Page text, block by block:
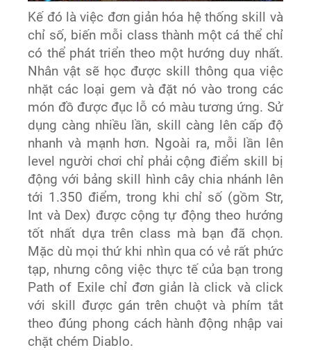
Kế đó là việc đơn giản hóa hệ thống skill và
chỉ số, biến mỗi class thành một cá thể chỉ
có thể phát triển theo một hướng duy nhất.
Nhân vật sẽ học được skill thông qua việc
nhặt các loại gem và đặt nó vào trong các
món đồ được đục lỗ có màu tương ứng. Sử
dụng càng nhiều lần, skill càng lên cấp độ
nhanh và mạnh hơn. Ngoài ra, mỗi lần lên
level người chơi chỉ phải cộng điểm skill bị
động với bảng skill hình cây chia nhánh lên
tới 1.350 điểm, trong khi chỉ số (gồm Str,
Int và Dex) được cộng tự động theo hướng
tốt nhất dựa trên class mà bạn đã chọn.
Mặc dù mọi thứ khi nhìn qua có vẻ rất phức
tạp, nhưng công việc thực tế của bạn trong
Path of Exile chỉ đơn giản là click và click
với skill được gán trên chuột và phím tắt
theo đúng phong cách hành động nhập vai
chặt chém Diablo.